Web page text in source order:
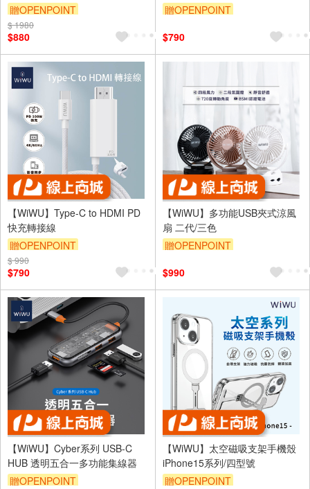
贈OPENPOINT
$ 1980
$880
贈OPENPOINT
$790
【WiWU】Type-C to HDMI PD
快充轉接線
贈OPENPOINT
$ 990
$790
【WiWU】多功能USB夾式涼風
扇 二代/三色
贈OPENPOINT
$990
【WiWU】Cyber系列 USB-C
HUB 透明五合一多功能集線器
贈OPENPOINT
【WiWU】太空磁吸支架手機殼
iPhone15系列/四型號
贈OPENPOINT